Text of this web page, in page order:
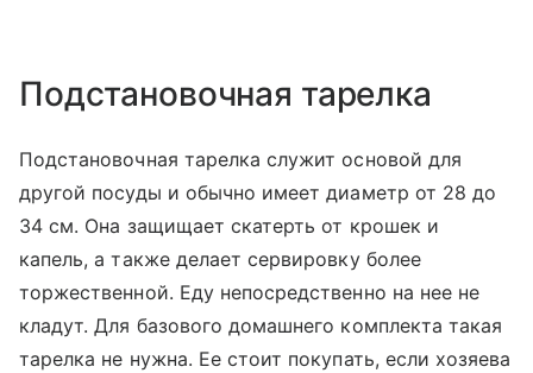
Подстановочная тарелка
Подстановочная тарелка служит основой для
другой посуды и обычно имеет диаметр от 28 до
34 см. Она защищает скатерть от крошек и
капель, а также делает сервировку более
торжественной. Еду непосредственно на нее не
кладут. Для базового домашнего комплекта такая
тарелка не нужна. Ее стоит покупать, если хозяева